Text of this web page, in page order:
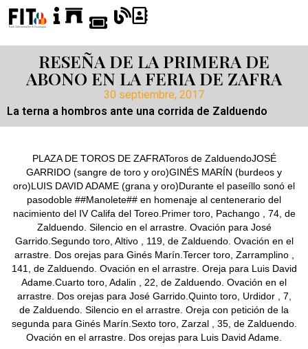
RESEÑA DE LA PRIMERA DE
ABONO EN LA FERIA DE ZAFRA
30 septiembre, 2017
La terna a hombros ante una corrida de Zalduendo
PLAZA DE TOROS DE ZAFRAToros de ZalduendoJOSÉ
GARRIDO (sangre de toro y oro)GINÉS MARÍN (burdeos y
oro)LUIS DAVID ADAME (grana y oro)Durante el paseíllo sonó el
pasodoble ##Manolete## en homenaje al centenerario del
nacimiento del IV Califa del Toreo.Primer toro, Pachango , 74, de
Zalduendo. Silencio en el arrastre. Ovación para José
Garrido.Segundo toro, Altivo , 119, de Zalduendo. Ovación en el
arrastre. Dos orejas para Ginés Marín.Tercer toro, Zarramplino ,
141, de Zalduendo. Ovación en el arrastre. Oreja para Luis David
Adame.Cuarto toro, Adalin , 22, de Zalduendo. Ovación en el
arrastre. Dos orejas para José Garrido.Quinto toro, Urdidor , 7,
de Zalduendo. Silencio en el arrastre. Oreja con petición de la
segunda para Ginés Marín.Sexto toro, Zarzal , 35, de Zalduendo.
Ovación en el arrastre. Dos orejas para Luis David Adame.